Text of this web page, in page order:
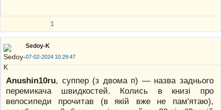
1
Sedoy-K
07-02-2024 10:29:47
Anushin10ru, суппер (з двома п) — назва заднього
перемикача швидкостей. Колись в книзі про
велосипеди прочитав (в якій вже не пам'ятаю),